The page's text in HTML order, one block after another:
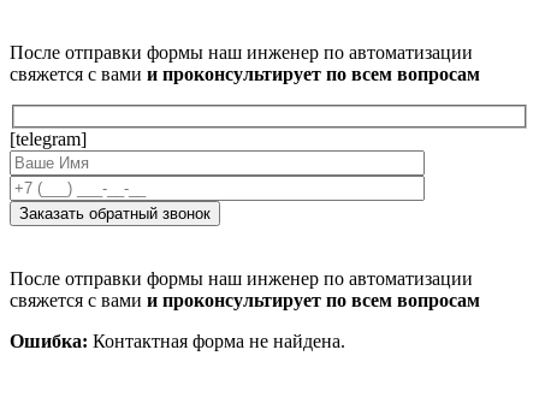
После отправки формы наш инженер по автоматизации
свяжется с вами и проконсультирует по всем вопросам
[telegram]
После отправки формы наш инженер по автоматизации
свяжется с вами и проконсультирует по всем вопросам
Ошибка: Контактная форма не найдена.